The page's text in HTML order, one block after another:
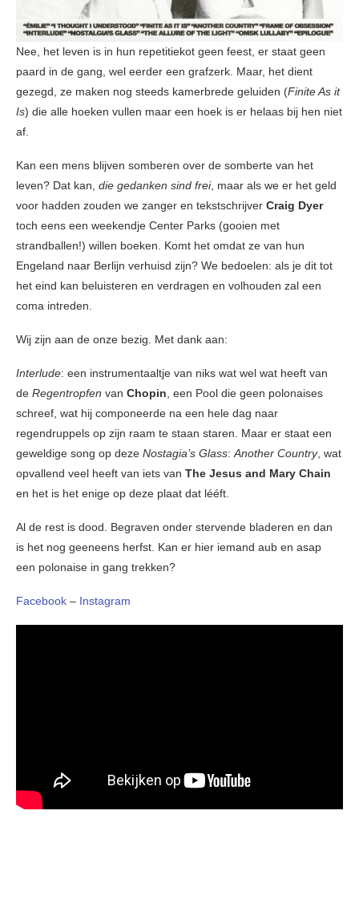
Nee, het leven is in hun repetitiekot geen feest, er staat geen
paard in de gang, wel eerder een grafzerk. Maar, het dient
gezegd, ze maken nog steeds kamerbrede geluiden (Finite As it
Is) die alle hoeken vullen maar een hoek is er helaas bij hen niet
af.
Kan een mens blijven somberen over de somberte van het
leven? Dat kan, die gedanken sind frei, maar als we er het geld
voor hadden zouden we zanger en tekstschrijver Craig Dyer
toch eens een weekendje Center Parks (gooien met
strandballen!) willen boeken. Komt het omdat ze van hun
Engeland naar Berlijn verhuisd zijn? We bedoelen: als je dit tot
het eind kan beluisteren en verdragen en volhouden zal een
coma intreden.
Wij zijn aan de onze bezig. Met dank aan:
Interlude: een instrumentaaltje van niks wat wel wat heeft van
de Regentropfen van Chopin, een Pool die geen polonaises
schreef, wat hij componeerde na een hele dag naar
regendruppels op zijn raam te staan staren. Maar er staat een
geweldige song op deze Nostagia’s Glass:Another Country, wat
opvallend veel heeft van iets van The Jesus and Mary Chain
en het is het enige op deze plaat dat lééft.
Al de rest is dood. Begraven onder stervende bladeren en dan
is het nog geeneens herfst. Kan er hier iemand aub en asap
een polonaise in gang trekken?
Facebook – Instagram